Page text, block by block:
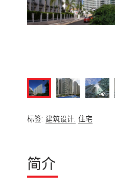
标签: 建筑设计, 住宅
简介